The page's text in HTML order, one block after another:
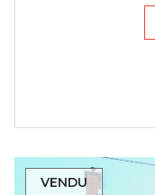
VENDU